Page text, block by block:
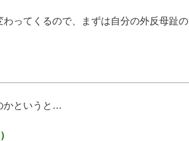
ってくるので、まずは自分の外反母趾の
かというと…